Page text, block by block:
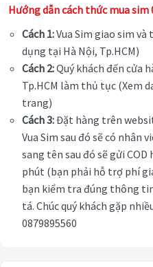
Hướng dẫn cách thức mua sim
Cách 1:Vua Sim giao sim
dụng tại Hà Nội, Tp.HCM)
Cách 2:Quý khách đến cửa
Tp.HCM làm thủ tục (Xem
trang)
Cách 3:Đặt hàng trên
Vua Sim sau đó sẽ có
sang tên sau đó sẽ gửi
phút (bạn phải hỗ trợ phí
bạn kiểm tra đúng thông
tá. Chúc quý khách gặp
0879895560